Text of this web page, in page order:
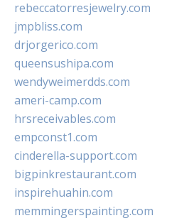
rebeccatorresjewelry.com
jmpbliss.com
drjorgerico.com
queensushipa.com
wendyweimerdds.com
ameri-camp.com
hrsreceivables.com
empconst1.com
cinderella-support.com
bigpinkrestaurant.com
inspirehuahin.com
memmingerspainting.com